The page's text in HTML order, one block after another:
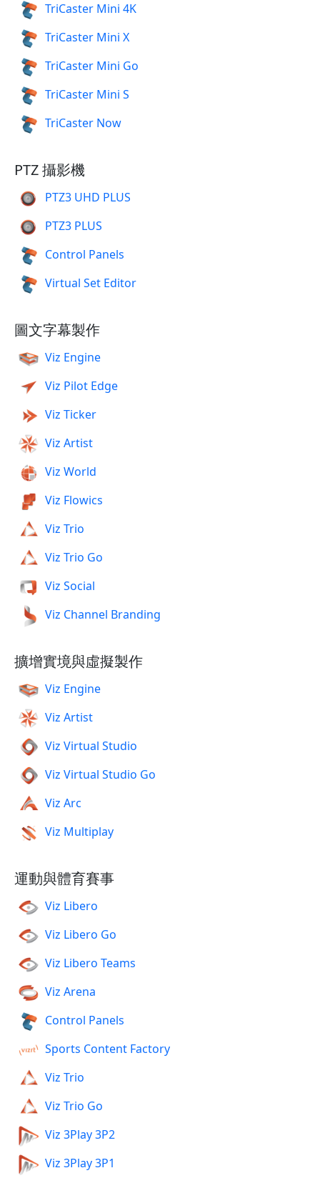
TriCaster Mini 4K
TriCaster Mini X
TriCaster Mini Go
TriCaster Mini S
TriCaster Now
PTZ 攝影機
PTZ3 UHD PLUS
PTZ3 PLUS
Control Panels
Virtual Set Editor
圖文字幕製作
Viz Engine
Viz Pilot Edge
Viz Ticker
Viz Artist
Viz World
Viz Flowics
Viz Trio
Viz Trio Go
Viz Social
Viz Channel Branding
擴增實境與虛擬製作
Viz Engine
Viz Artist
Viz Virtual Studio
Viz Virtual Studio Go
Viz Arc
Viz Multiplay
運動與體育賽事
Viz Libero
Viz Libero Go
Viz Libero Teams
Viz Arena
Control Panels
Sports Content Factory
Viz Trio
Viz Trio Go
Viz 3Play 3P2
Viz 3Play 3P1